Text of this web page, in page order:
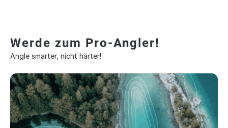
Werde zum Pro-Angler!
Angle smarter, nicht härter!